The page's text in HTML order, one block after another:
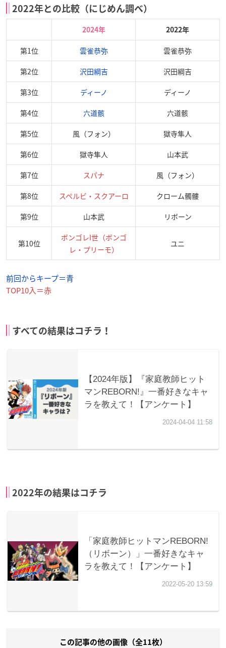
2022年との比較（にじめん調べ）
2024年 2022年
第1位 雲雀恭弥 雲雀恭弥
第2位 沢田綱吉 沢田綱吉
第3位 ディーノ ディーノ
第4位 六道骸 六道骸
第5位 風（フォン） 獄寺隼人
第6位 獄寺隼人 山本武
第7位 スパナ 風（フォン）
第8位 スペルビ・スクアーロ クローム髑髏
第9位 山本武 リボーン
第10位
ボンゴレI世（ボンゴ
レ・プリーモ）
ユニ
前回からキープ＝青
TOP10入＝赤
すべての結果はコチラ！
2022年の結果はコチラ
この記事の他の画像（全11枚）